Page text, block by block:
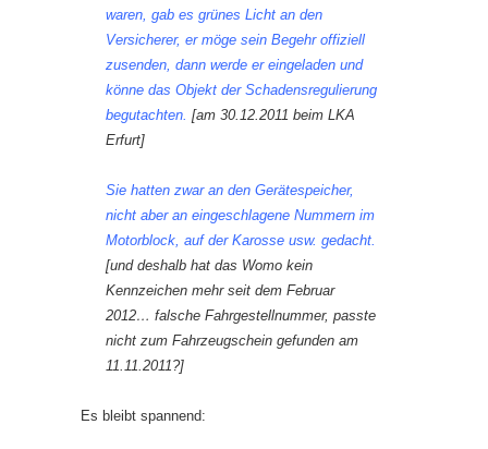
waren, gab es grünes Licht an den
Versicherer, er möge sein Begehr offiziell
zusenden, dann werde er eingeladen und
könne das Objekt der Schadensregulierung
begutachten. [am 30.12.2011 beim LKA
Erfurt]
Sie hatten zwar an den Gerätespeicher,
nicht aber an eingeschlagene Nummern im
Motorblock, auf der Karosse usw. gedacht.
[und deshalb hat das Womo kein
Kennzeichen mehr seit dem Februar
2012… falsche Fahrgestellnummer, passte
nicht zum Fahrzeugschein gefunden am
11.11.2011?]
Es bleibt spannend: